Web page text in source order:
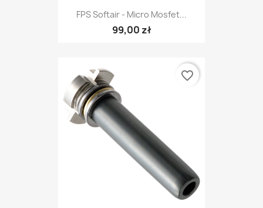
FPS Softair - Micro Mosfet...
99,00 zł
favorite_border